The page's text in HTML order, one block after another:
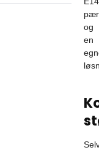
og
en